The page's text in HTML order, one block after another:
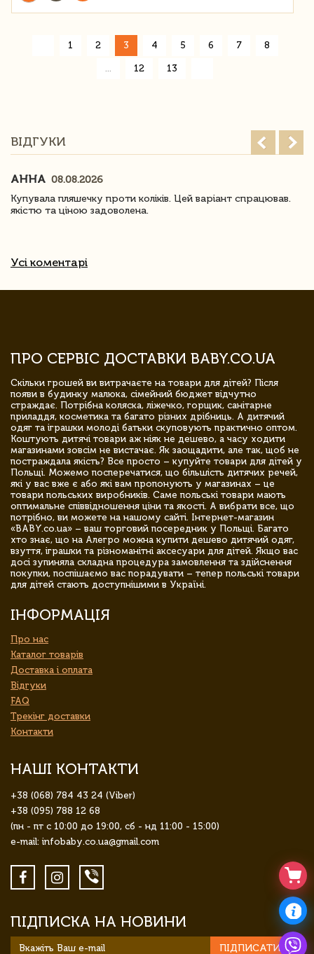
1 2 3 4 5 6 7 8
12 13
ВІДГУКИ
АННА 08.08.2026
Купувала пляшечку проти коліків. Цей варіант спрацював.
якістю та ціною задоволена.
Усі коментарі
ПРО СЕРВІС ДОСТАВКИ BABY.CO.UA
Скільки грошей ви витрачаєте на товари для дітей? Після
появи в будинку малюка, сімейний бюджет відчутно
страждає. Потрібна коляска, ліжечко, горщик, санітарне
приладдя, косметика та багато різних дрібниць. А дитячий
одяг та іграшки молоді батьки скуповують практично оптом.
Коштують дитячі товари аж ніяк не дешево, а часу ходити
магазинами зовсім не вистачає. Як заощадити, але так, щоб не
постраждала якість? Все просто – купуйте товари для дітей у
Польщі. Можемо посперечатися, що більшість дитячих речей,
які у вас вже є або які вам пропонують у магазинах – це
товари польських виробників. Саме польські товари мають
оптимальне співвідношення ціни та якості. А вибрати все, що
потрібно, ви можете на нашому сайті. Інтернет-магазин
«BABY.co.ua» – ваш торговий посередник у Польщі. Багато
хто знає, що на Алегро можна купити дешево дитячий одяг,
взуття, іграшки та різноманітні аксесуари для дітей. Якщо вас
досі зупиняла складна процедура замовлення та здійснення
покупки, поспішаємо вас порадувати – тепер польські товари
для дітей стають доступнішими в Україні.
ІНФОРМАЦІЯ
Про нас
Каталог товарів
Доставка і оплата
Відгуки
FAQ
Трекінг доставки
Контакти
НАШІ КОНТАКТИ
+38 (068) 784 43 24 (Viber)
+38 (095) 788 12 68
(пн - пт с 10:00 до 19:00, сб - нд 11:00 - 15:00)
e-mail: infobaby.co.ua@gmail.com
ПІДПИСКА НА НОВИНИ
ПІДПИСАТИСЯ